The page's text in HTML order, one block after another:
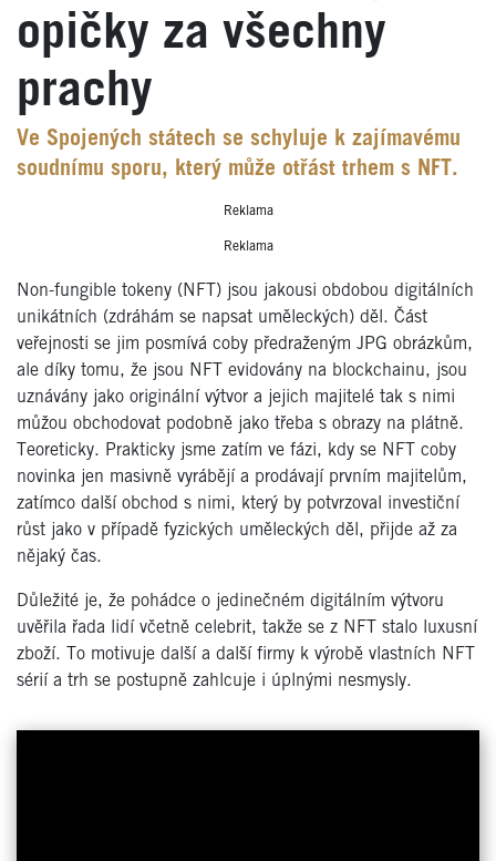
opičky za všechny
prachy
Ve Spojených státech se schyluje k zajímavému
soudnímu sporu, který může otřást trhem s NFT.
Reklama
Reklama
Non-fungible tokeny (NFT) jsou jakousi obdobou digitálních
unikátních (zdráhám se napsat uměleckých) děl. Část
veřejnosti se jim posmívá coby předraženým JPG obrázkům,
ale díky tomu, že jsou NFT evidovány na blockchainu, jsou
uznávány jako originální výtvor a jejich majitelé tak s nimi
můžou obchodovat podobně jako třeba s obrazy na plátně.
Teoreticky. Prakticky jsme zatím ve fázi, kdy se NFT coby
novinka jen masivně vyrábějí a prodávají prvním majitelům,
zatímco další obchod s nimi, který by potvrzoval investiční
růst jako v případě fyzických uměleckých děl, přijde až za
nějaký čas.
Důležité je, že pohádce o jedinečném digitálním výtvoru
uvěřila řada lidí včetně celebrit, takže se z NFT stalo luxusní
zboží. To motivuje další a další firmy k výrobě vlastních NFT
sérií a trh se postupně zahlcuje i úplnými nesmysly.